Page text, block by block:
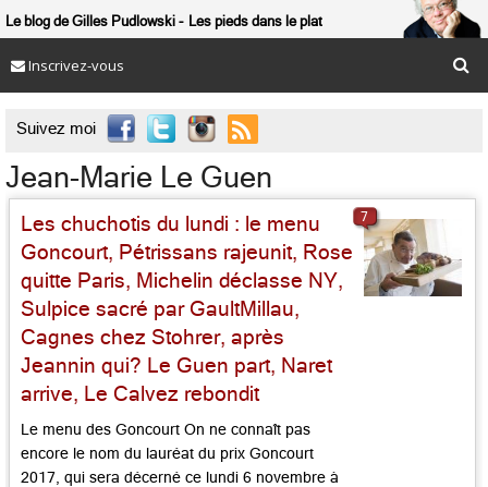
Le blog de Gilles Pudlowski Les pieds dans le plat
Inscrivez-vous
Suivez moi 
Jean-Marie Le Guen
Les chuchotis du lundi : le menu
Goncourt, Pétrissans rajeunit, Rose
quitte Paris, Michelin déclasse NY,
Sulpice sacré par GaultMillau,
Cagnes chez Stohrer, après
Jeannin qui? Le Guen part, Naret
arrive, Le Calvez rebondit
Le menu des Goncourt On ne connaît pas
encore le nom du lauréat du prix Goncourt
2017, qui sera décerné ce lundi 6 novembre à
7